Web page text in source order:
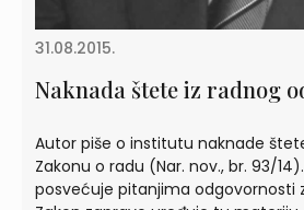
31.08.2015.
Naknada štete iz radnog
Autor piše o institutu naknade
Zakonu o radu (Nar. nov., br. 93/
posvećuje pitanjima odgovornosti